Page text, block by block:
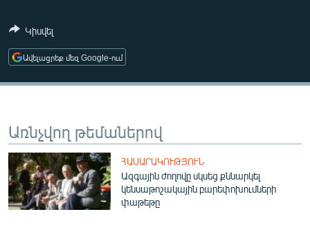
ԿՈՐՈՆԱՎԻՐՈՒՍ
ԱՐԽԻՎ
ՏԵՍԱՆՅՈՒԹԵՐ
ՁԳՏԵԼՈՎ ԼԱՎԱԳՈՒՅՆԻՆ
ՓՈԴՔԱՍԹ
Հայերեն
Կիսվել
Ավելացրեք մեզ Google-ում
Առնչվող թեմաներով
ՀԱՍԱՐԱԿՈՒԹՅՈՒՆ
Ազգային ժողովը սկսեց քննարկել
կենսաթոշակային բարեփոխումների
փաթեթը